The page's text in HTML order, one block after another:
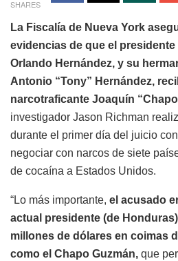
SHARES
La Fiscalía de Nueva York
evidencias de que el
Orlando Hernández, y su
Antonio “Tony” Hernández,
narcotraficante Joaquín
investigador Jason Richman
durante el primer día del juicio
negociar con narcos de siete
de cocaína a Estados Unidos.
“Lo más importante, el acusado
actual presidente (de
millones de dólares en coimas
como el Chapo Guzmán, que